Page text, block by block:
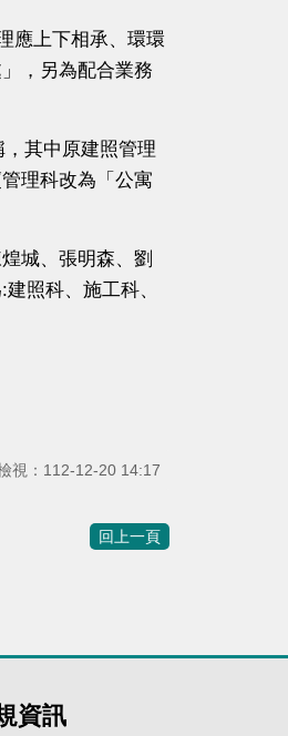
應上下相承、環環
，另為配合業務
其中原建照管理
理科改為「公寓
城、張明森、劉
照科、施工科、
視： 112-12-20 14:17
回上一頁
資訊